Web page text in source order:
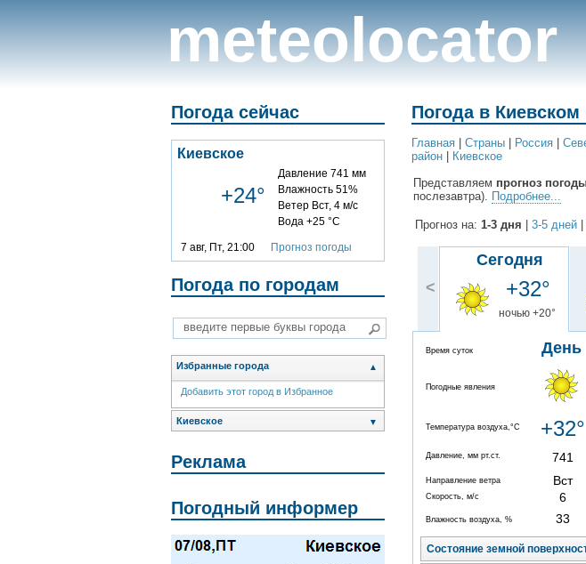
meteolocator
Погода сейчас
Киевское
+24°
Давление 741 мм
Влажность 51%
Ветер Вст, 4 м/с
Вода +25 °C
7 авг, Пт, 21:00 Прогноз погоды
Погода по городам
Избранные города ▲
Добавить этот город в Избранное
Киевское ▼
Реклама
Погодный информер
Погода в Киевском
Главная Cтраны Россия
район
Киевское
Представляем прогноз
послезавтра). Подробнее...
Прогноз на: 1-3 дня 3-5 дней
<
Сегодня
+32°
ночью +20°
Время суток День
Погодные явления
Температура воздуха,°C +32°
Давление, мм рт.ст. 741
Направление ветра Вст
Скорость, м/с 6
Влажность воздуха, % 33
Состояние земной